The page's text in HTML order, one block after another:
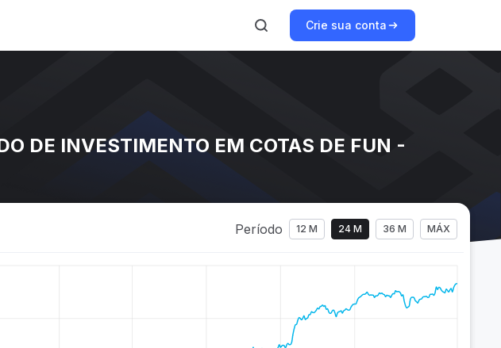
Crie sua conta
DE INVESTIMENTO EM COTAS DE FUN -
Período 12 M 24 M 36 M MÁX